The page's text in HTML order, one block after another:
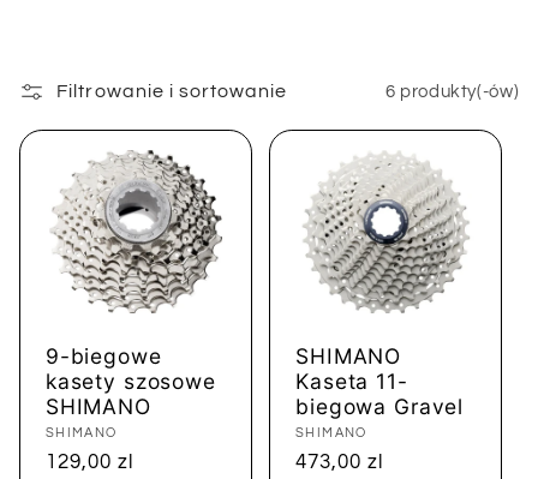
Filtrowanie i sortowanie 6 produkty(-ów)
9-biegowe
kasety szosowe
SHIMANO
Dostawca:
SHIMANO
Cena
129,00 zl
SHIMANO
Kaseta 11-
biegowa Gravel
Dostawca:
SHIMANO
Cena
473,00 zl